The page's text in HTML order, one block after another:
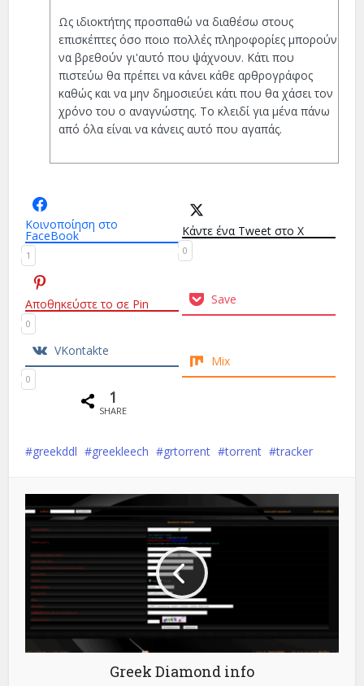
Ως ιδιοκτήτης προσπαθώ να διαθέσω στους
επισκέπτες όσο ποιο πολλές πληροφορίες μπορούν
να βρεθούν γι'αυτό που ψάχνουν. Κάτι που
πιστεύω θα πρέπει να κάνει κάθε αρθρογράφος
καθώς και να μην δημοσιεύει κάτι που θα χάσει τον
χρόνο του ο αναγνώστης. Το κλειδί για μένα πάνω
από όλα είναι να κάνεις αυτό που αγαπάς.
Κοινοποίηση στο
FaceBook
1
Κάντε ένα Tweet στο X
0
Αποθηκεύστε το σε Pin
0
Save
VKontakte
0
Mix
1
SHARE
greekddl greekleech grtorrent torrent tracker
Greek Diamond info